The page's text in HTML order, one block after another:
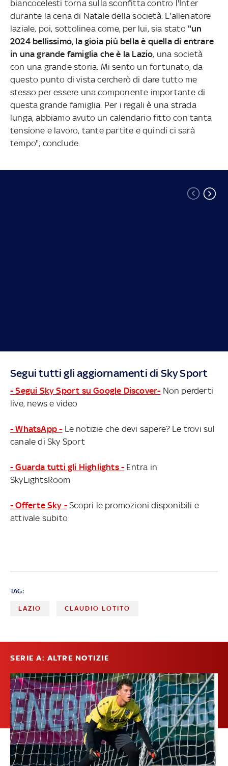
biancocelesti torna sulla sconfitta contro l'Inter
durante la cena di Natale della società. L'allenatore
laziale, poi, sottolinea come, per lui, sia stato "un
2024 bellissimo, la gioia più bella è quella di entrare
in una grande famiglia che è la Lazio, una società
con una grande storia. Mi sento un fortunato, da
questo punto di vista cercherò di dare tutto me
stesso per essere una componente importante di
questa grande famiglia. Per i regali è una strada
lunga, abbiamo avuto un calendario fitto con tanta
tensione e lavoro, tante partite e quindi ci sarà
tempo", conclude.
Segui tutti gli aggiornamenti di Sky Sport
- Segui Sky Sport su Google Discover- Non perderti
live, news e video
- WhatsApp - Le notizie che devi sapere? Le trovi sul
canale di Sky Sport
- Guarda tutti gli Highlights - Entra in
SkyLightsRoom
- Offerte Sky - Scopri le promozioni disponibili e
attivale subito
TAG:
LAZIO CLAUDIO LOTITO
SERIE A: ALTRE NOTIZIE